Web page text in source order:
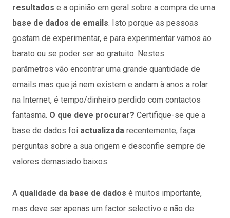
resultados e a opinião em geral sobre a compra de uma
base de dados de emails. Isto porque as pessoas
gostam de experimentar, e para experimentar vamos ao
barato ou se poder ser ao gratuito. Nestes
parâmetros vão encontrar uma grande quantidade de
emails mas que já nem existem e andam à anos a rolar
na Internet, é tempo/dinheiro perdido com contactos
fantasma. O que deve procurar? Certifique-se que a
base de dados foi actualizada recentemente, faça
perguntas sobre a sua origem e desconfie sempre de
valores demasiado baixos.
A qualidade da base de dados é muitos importante,
mas deve ser apenas um factor selectivo e não de